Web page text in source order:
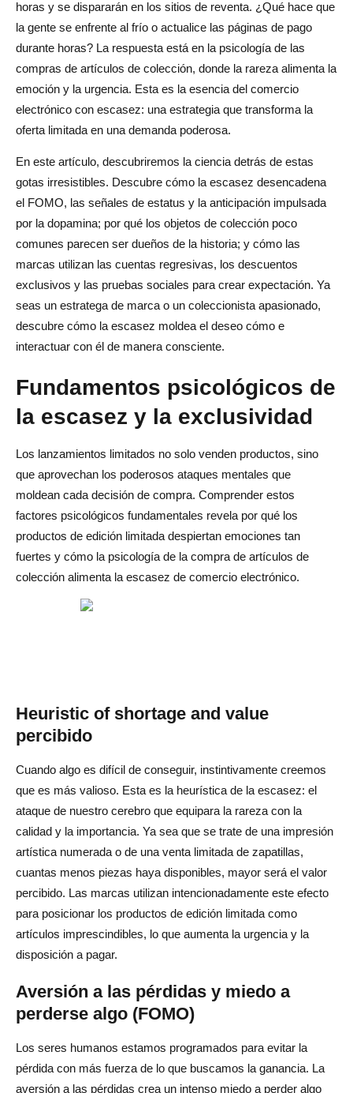
Escasez dinámica y ventas relámpago
Uso de la exclusividad y los niveles de miembros (por
ejemplo, descuentos «solo para miembros»)
Casos prácticos y ejemplos del mundo real
Calcetines y zapatillas deportivas (Nike, Supreme,
Adidas)
Collaciones de edición limitada (colaboraciones de
artistas y marcas)
Coleccionables, figuritas, vinilos y tiradas limitadas
Coleccionables digitales y entregas de NFT
psicología del consumidor
El remordimiento, el arrepentimiento y el pago excesivo
Manipulación percibida y pérdida de confianza
Fatiga por escasez: cuando todo es «limitado»
La línea ética: escasez genuina versus escasez artificial
Consecuencias a largo plazo para la lealtad a la marca
Best practices and recommendations for brands
Equilibre la exclusividad con la equidad (acceso de
lealtad, listas de espera)
Utilice la escasez con moderación y de manera
estratégica
Supervise las métricas: conversión, opinión, reembolsos
Construir una comunidad en torno a la escasez (clubes
de propietarios, reconocimiento)
Experimento y prueba (mensajes A/B de escasez frente a
la normalidad)
Haga una pausa y reflexione antes de una compra
impulsiva
Compruebe el valor de reventa o de mercado secundario
Evalúe el valor razonable frente a la exageración
horas y se dispararán en los sitios de reventa. ¿Qué hace que
la gente se enfrente al frío o actualice las páginas de pago
durante horas? La respuesta está en la psicología de las
compras de artículos de colección, donde la rareza alimenta la
emoción y la urgencia. Esta es la esencia del comercio
electrónico con escasez: una estrategia que transforma la
oferta limitada en una demanda poderosa.
En este artículo, descubriremos la ciencia detrás de estas
gotas irresistibles. Descubre cómo la escasez desencadena
el FOMO, las señales de estatus y la anticipación impulsada
por la dopamina; por qué los objetos de colección poco
comunes parecen ser dueños de la historia; y cómo las
marcas utilizan las cuentas regresivas, los descuentos
exclusivos y las pruebas sociales para crear expectación. Ya
seas un estratega de marca o un coleccionista apasionado,
descubre cómo la escasez moldea el deseo cómo e
interactuar con él de manera consciente.
Fundamentos psicológicos de
la escasez y la exclusividad
Los lanzamientos limitados no solo venden productos, sino
que aprovechan los poderosos ataques mentales que
moldean cada decisión de compra. Comprender estos
factores psicológicos fundamentales revela por qué los
productos de edición limitada despiertan emociones tan
fuertes y cómo la psicología de la compra de artículos de
colección alimenta la escasez de comercio electrónico.
Heuristic of shortage and value
percibido
Cuando algo es difícil de conseguir, instintivamente creemos
que es más valioso. Esta es la heurística de la escasez: el
ataque de nuestro cerebro que equipara la rareza con la
calidad y la importancia. Ya sea que se trate de una impresión
artística numerada o de una venta limitada de zapatillas,
cuantas menos piezas haya disponibles, mayor será el valor
percibido. Las marcas utilizan intencionadamente este efecto
para posicionar los productos de edición limitada como
artículos imprescindibles, lo que aumenta la urgencia y la
disposición a pagar.
Aversión a las pérdidas y miedo a
perderse algo (FOMO)
Los seres humanos estamos programados para evitar la
pérdida con más fuerza de lo que buscamos la ganancia. La
aversión a las pérdidas crea un intenso miedo a perder algo